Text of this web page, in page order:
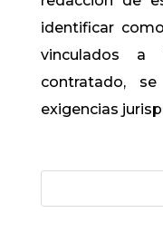
identificar
vinculados a
contratado,
exigencias